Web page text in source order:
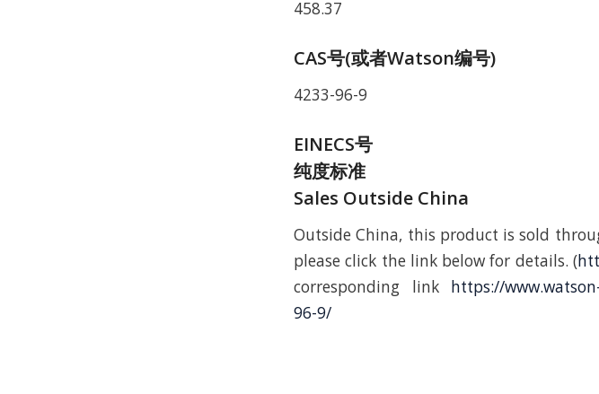
458.37
CAS号(或者Watson编号)
4233-96-9
EINECS号
纯度标准
Sales Outside China
Outside China, this product is sold
please click the link below for details. (
corresponding link https://
96-9/